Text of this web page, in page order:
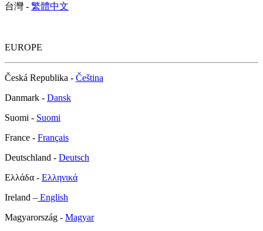
台灣 - 繁體中文
EUROPE
Česká Republika - Čeština
Danmark - Dansk
Suomi - Suomi
France - Français
Deutschland - Deutsch
Ελλάδα - Ελληνικά
Ireland – English
Magyarország - Magyar